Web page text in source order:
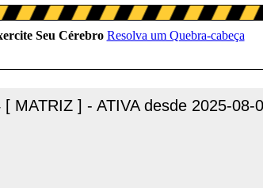
[ MATRIZ ] - ATIVA desde 2025-08-